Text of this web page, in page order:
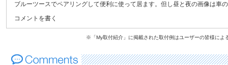
ブルーツースでペアリングして便利に使って居ます。但し昼と夜の画像は
コメントを書く
※「My取付紹介」に掲載された取付例はユーザーの皆様によ